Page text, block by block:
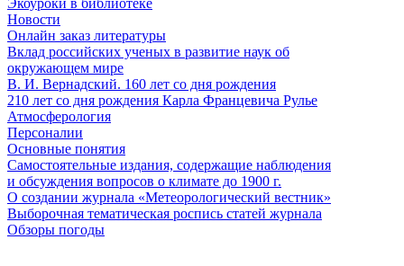
Экоуроки в библиотеке
Новости
Онлайн заказ литературы
Вклад российских ученых в развитие наук об
окружающем мире
В. И. Вернадский. 160 лет со дня рождения
210 лет со дня рождения Карла Францевича Рулье
Атмосферология
Персоналии
Основные понятия
Самостоятельные издания, содержащие наблюдения
и обсуждения вопросов о климате до 1900 г.
О создании журнала «Метеорологический вестник»
Выборочная тематическая роспись статей журнала
Обзоры погоды